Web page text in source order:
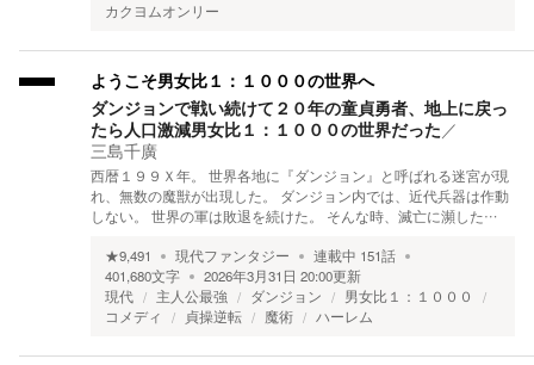
カクヨムオンリー
ようこそ男女比１：１０００の世界へ
ダンジョンで戦い続けて２０年の童貞勇者、地上に戻っ
たら人口激減男女比１：１０００の世界だった／
三島千廣
西暦１９９Ｘ年。 世界各地に『ダンジョン』と呼ばれる迷宮が現
れ、無数の魔獣が出現した。 ダンジョン内では、近代兵器は作動
しない。 世界の軍は敗退を続けた。 そんな時、滅亡に瀕した…
★9,491 現代ファンタジー 連載中 151話
401,680文字 2026年3月31日 20:00更新
現代
主人公最強 ダンジョン
男女比１：１０００
コメディ
貞操逆転 魔術 ハーレム